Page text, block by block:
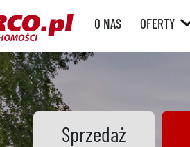
O NAS OFERTY
Sprzedaż